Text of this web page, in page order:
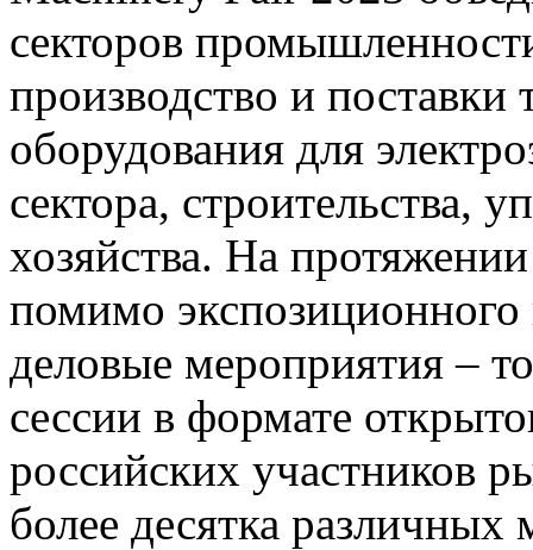
секторов
производство и поставки
оборудования для
сектора, строительства,
хозяйства. На
помимо экспозиционного
деловые мероприятия –
сессии в формате
российских участников
более десятка различных